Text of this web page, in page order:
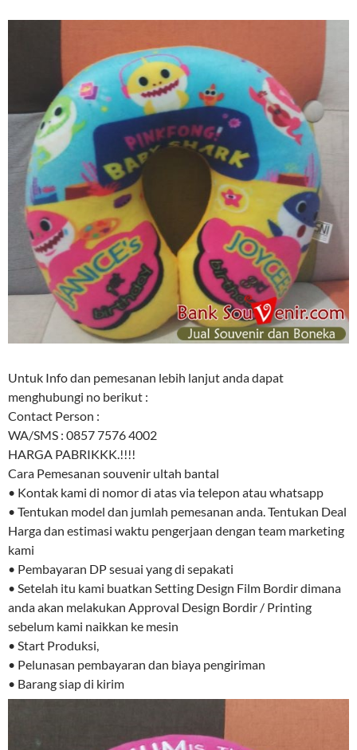
Untuk Info dan pemesanan lebih lanjut anda dapat
menghubungi no berikut :
Contact Person :
WA/SMS : 0857 7576 4002
HARGA PABRIKKK.!!!!
Cara Pemesanan souvenir ultah bantal
• Kontak kami di nomor di atas via telepon atau whatsapp
• Tentukan model dan jumlah pemesanan anda. Tentukan Deal
Harga dan estimasi waktu pengerjaan dengan team marketing
kami
• Pembayaran DP sesuai yang di sepakati
• Setelah itu kami buatkan Setting Design Film Bordir dimana
anda akan melakukan Approval Design Bordir / Printing
sebelum kami naikkan ke mesin
• Start Produksi,
• Pelunasan pembayaran dan biaya pengiriman
• Barang siap di kirim